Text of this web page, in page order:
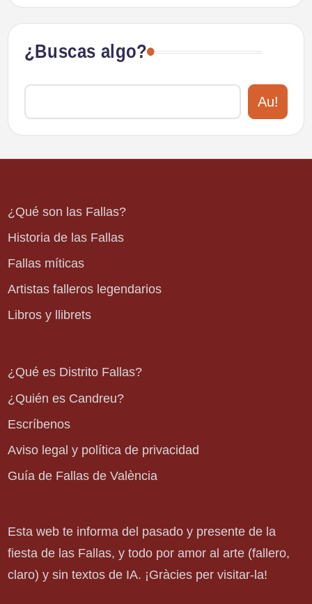
¿Buscas algo?
Au!
¿Qué son las Fallas?
Historia de las Fallas
Fallas míticas
Artistas falleros legendarios
Libros y llibrets
¿Qué es Distrito Fallas?
¿Quién es Candreu?
Escríbenos
Aviso legal y política de privacidad
Guía de Fallas de València
Esta web te informa del pasado y presente de la
fiesta de las Fallas, y todo por amor al arte (fallero,
claro) y sin textos de IA. ¡Gràcies per visitar-la!